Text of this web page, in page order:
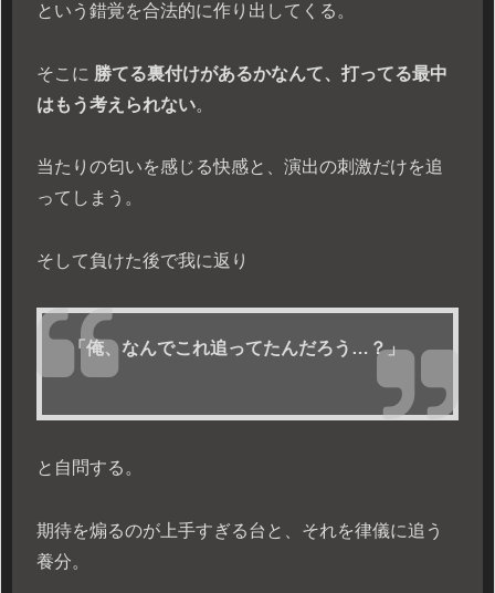
という錯覚を合法的に作り出してくる。
そこに 勝てる裏付けがあるかなんて、打ってる最中
はもう考えられない。
当たりの匂いを感じる快感と、演出の刺激だけを追
ってしまう。
そして負けた後で我に返り
「俺、なんでこれ追ってたんだろう…？」
と自問する。
期待を煽るのが上手すぎる台と、それを律儀に追う
養分。